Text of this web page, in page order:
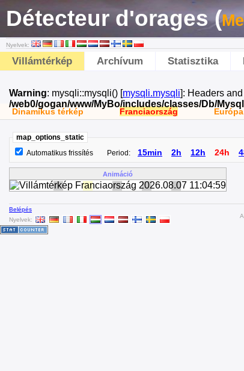
Détecteur d'orages (
Nyelvek:
Villámtérkép Archívum Statisztika
Warning: mysqli::mysqli() [mysqli.mysqli]: Headers
/web0/gogan/www/MyBo/includes/classes/Db/
Dinamikus térkép Franciaország Európa
map_options_static
Automatikus frissítés
Period: 15min 2h 12h 24h
Animáció
Belépés
Nyelvek: